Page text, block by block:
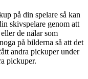
på din spelare så kan
skivspelare genom att
de nålar som
på bilderna så att det
andra pickuper under
pickuper.